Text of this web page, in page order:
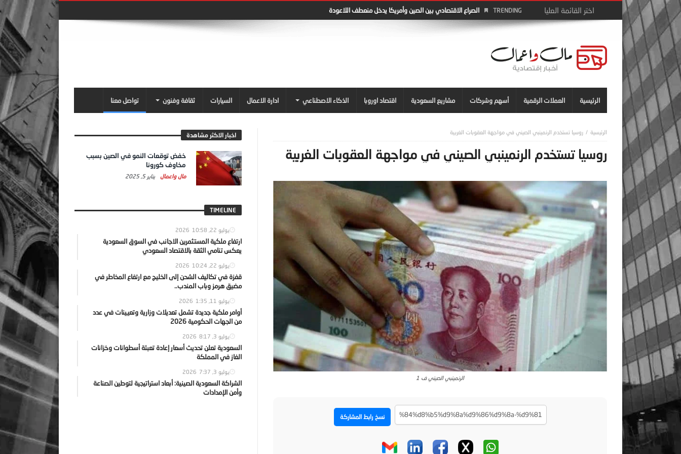
TRENDING الصراع الاقتصادي بين الصين وأمريكا يدخل منعطف اللاعودة
الرئيسية العملات الرقمية أسهم وشركات مشاريع السعودية اقتصاد اوروبا الذكاء الاصطناعي ادارة الاعمال السيارات ثقافة وفنون تواصل معنا
روسيا تستخدم الرنمينبي الصيني في مواجهة العقوبات الغربية
روسيا تستخدم الرنمينبي الصيني في مواجهة العقوبات الغربية
الرنمينبي الصيني ف 1
نسخ رابط المشاركة
اخبار الاكثر مشاهدة
خفض توقعات النمو في الصين بسبب
مخاوف كورونا
مال واعمال يناير 5, 2025
TIMELINE
يوليو 22, 2026 10:58
ارتفاع ملكية المستثمرين الاجانب في السوق السعودية
يعكس تنامي الثقة بالاقتصاد السعودي
يوليو 22, 2026 10:24
قفزة في تكاليف الشحن إلى الخليج مع ارتفاع المخاطر في
مضيق هرمز وباب المندب..
يوليو 11, 2026 1:35
أوامر ملكية جديدة تشمل تعديلات وزارية وتعيينات في عدد
من الجهات الحكومية 2026
يوليو 3, 2026 8:17
السعودية تعلن تحديث أسعار إعادة تعبئة أسطوانات وخزانات
الغاز في المملكة
يوليو 3, 2026 7:37
الشراكة السعودية الصينية: أبعاد استراتيجية لتوطين الصناعة
وأمن الإمدادات